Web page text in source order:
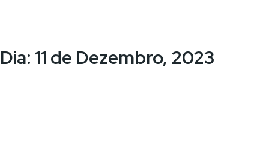
Dia: 11 de Dezembro, 2023